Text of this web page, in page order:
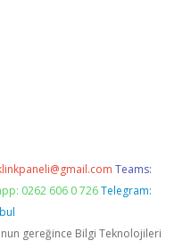
Teams:
0262 606 0 726 Telegram:
gereğince Bilgi Teknolojileri